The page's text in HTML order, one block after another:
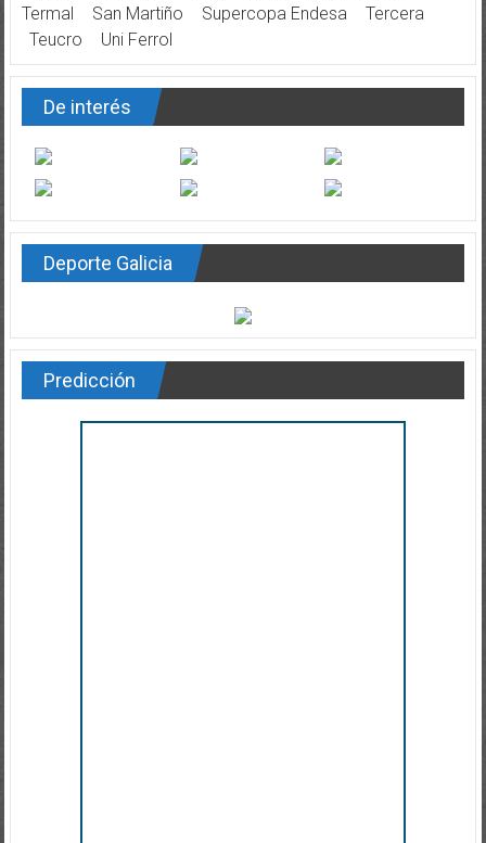
Termal
San Martiño Supercopa Endesa
Tercera
Teucro
Uni Ferrol
De interés
Deporte Galicia
Predicción